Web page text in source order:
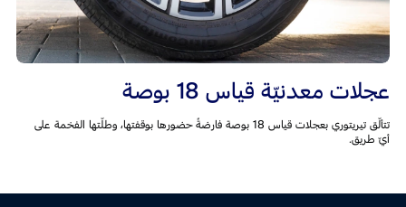
عجلات معدنيّة قياس 18 بوصة
تتألّق تيريتوري بعجلات قياس 18 بوصة فارضةً حضورها بوقفتها، وطلّتها الفخمة على
أيّ طريق.